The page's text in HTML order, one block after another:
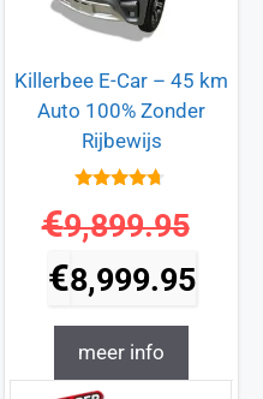
Killerbee E-Car – 45 km
Auto 100% Zonder
Rijbewijs
van 5
€9,899.95
€8,999.95
meer info